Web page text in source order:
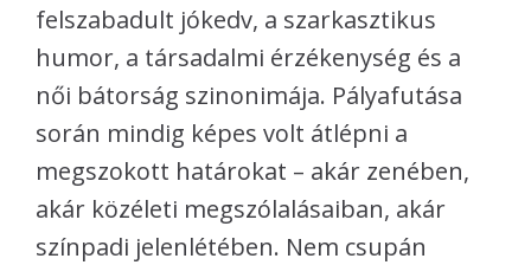
felszabadult jókedv, a szarkasztikus
humor, a társadalmi érzékenység és a
női bátorság szinonimája. Pályafutása
során mindig képes volt átlépni a
megszokott határokat – akár zenében,
akár közéleti megszólalásaiban, akár
színpadi jelenlétében. Nem csupán